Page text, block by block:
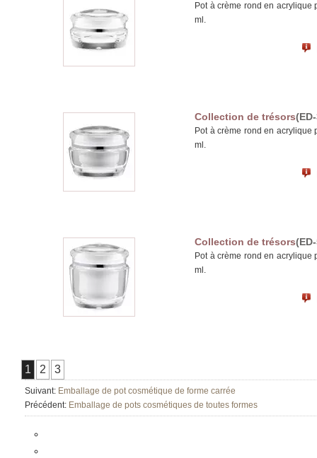
Pot à crème rond en
ml.
Collection de trésors
Pot à crème rond en
ml.
Collection de trésors
Pot à crème rond en
ml.
1 2 3
Suivant: Emballage de pot cosmétique de forme carrée
Précédent: Emballage de pots cosmétiques de toutes formes